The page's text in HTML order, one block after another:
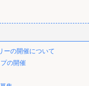
ーの開催について
の開催